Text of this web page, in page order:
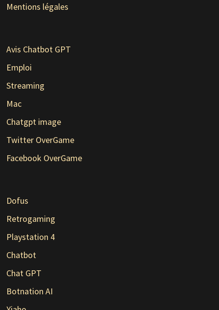
Mentions légales
Avis Chatbot GPT
Emploi
Streaming
Mac
Chatgpt image
Twitter OverGame
Facebook OverGame
Dofus
Retrogaming
Playstation 4
Chatbot
Chat GPT
Botnation AI